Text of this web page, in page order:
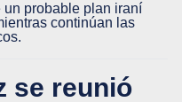
un probable plan iraní
continúan las
se reunió